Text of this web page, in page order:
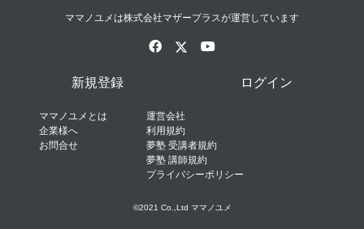
ママノユメは株式会社マザープラスが運営しています
新規登録 ログイン
ママノユメとは
企業様へ
お問合せ
運営会社
利用規約
夢塾 受講者規約
夢塾 講師規約
プライバシーポリシー
©2021 Co.,Ltd ママノユメ